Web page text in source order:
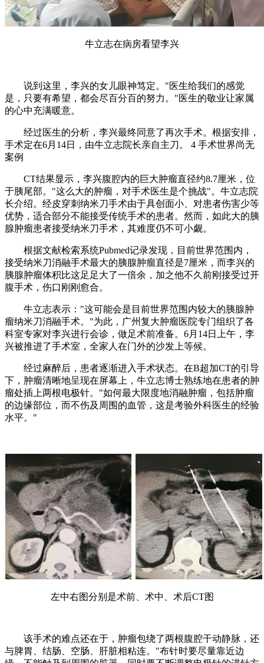
牛立志在病房看望李兴
说到这里，李兴的女儿眼神笃定。"医生给我们的感觉
是，只要有希望，都会尽百分百的努力。"医生的敬业让家属
的心中充满暖意。
经过医生的分析，李兴最终同意了再次手术。根据安排，
手术定在6月14日，由牛立志院长亲自主刀。 4 手术世界尚无
案例
CT结果显示，李兴腹腔内的巨大肿瘤直径约8.7厘米，位
于胰尾部。"这么大的肿瘤，对手术医生是个挑战"。牛立志院
长介绍。经皮穿刺纳米刀手术由于具创面小、对患者伤害少等
优势，适合部分不能接受传统手术的患者。然而，如此大的胰
腺肿瘤患者接受纳米刀手术，其难度仍不可小觑。
根据文献检索系统Pubmed记录发现，目前世界范围内，
接受纳米刀消融手术最大的胰腺肿瘤直径是7厘米，而李兴的
胰腺肿瘤体积比这足足大了一倍余，加之他不久前刚接受过开
腹手术，伤口刚刚愈合。
牛立志表示："这可能会是目前世界范围内较大的胰腺肿
瘤纳米刀消融手术。"为此，广州复大肿瘤医院专门组织了各
科室专家对李兴进行会诊，做足术前准备。6月14日上午，李
兴被推进了手术室，全家人在门外的沙发上等候。
经过麻醉后，患者逐渐进入手术状态。在B超加CT的引导
下，肿瘤清晰地呈现在屏幕上，牛立志博士熟练地在患者的肿
瘤处插上两根电极针。"如何最大限度地消融肿瘤，包括肿瘤
的边缘部位，而不伤及周围的血管，这是考验外科医生的经验
水平。"
左中右图分别是术前、术中、术后CT图
该手术的难点还在于，肿瘤包绕了两根腹腔干动静脉，还
与脾胃、结肠、空肠、肝脏相粘连。"布针时要尽量靠近边